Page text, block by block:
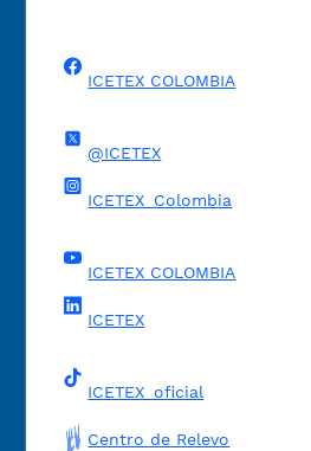
ICETEX COLOMBIA
@ICETEX
ICETEX_Colombia
ICETEX COLOMBIA
ICETEX
ICETEX_oficial
Centro de Relevo